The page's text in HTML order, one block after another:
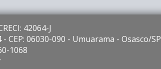
42064-J
CEP: 06030-090 - Umuarama - Osasco/SP
1068